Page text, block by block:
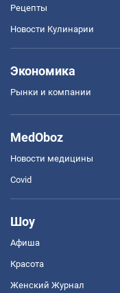
Рецепты
Новости Кулинарии
Экономика
Рынки и компании
MedOboz
Новости медицины
Covid
Шоу
Афиша
Красота
Женский Журнал